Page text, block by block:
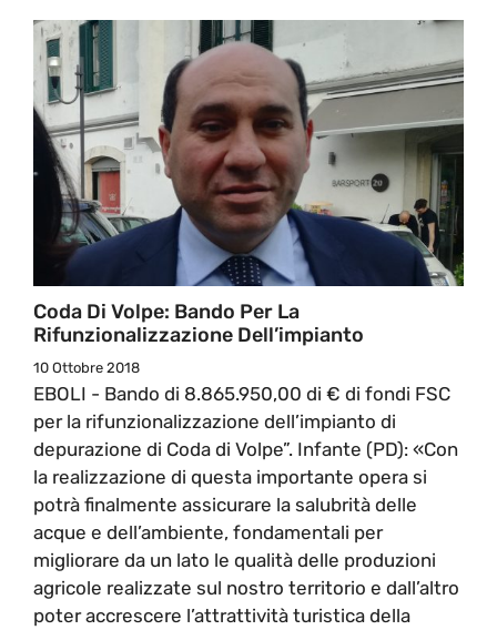
Coda Di Volpe: Bando Per La
Rifunzionalizzazione Dell’impianto
10 Ottobre 2018
EBOLI - Bando di 8.865.950,00 di € di fondi FSC
per la rifunzionalizzazione dell’impianto di
depurazione di Coda di Volpe”. Infante (PD): «Con
la realizzazione di questa importante opera si
potrà finalmente assicurare la salubrità delle
acque e dell’ambiente, fondamentali per
migliorare da un lato le qualità delle produzioni
agricole realizzate sul nostro territorio e dall’altro
poter accrescere l’attrattività turistica della